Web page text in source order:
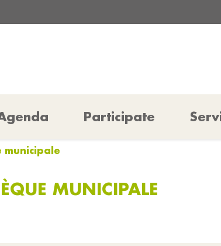
Participate
MUNICIPALE